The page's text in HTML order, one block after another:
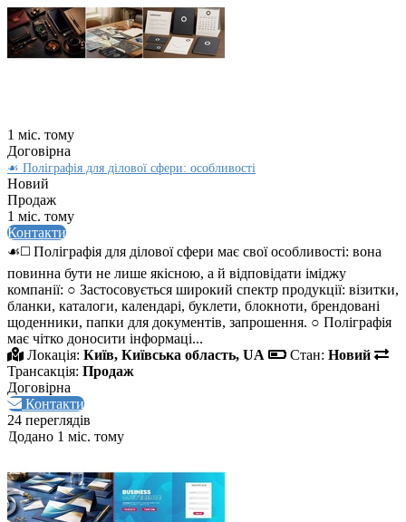
1 міс. тому
Договірна
☙ Поліграфія для ділової сфери: особливості
Новий
Продаж
1 міс. тому
Контакти
☙◻️ Поліграфія для ділової сфери має свої особливості: вона
повинна бути не лише якісною, а й відповідати іміджу
компанії: ○ Застосовується широкий спектр продукції: візитки,
бланки, каталоги, календарі, буклети, блокноти, брендовані
щоденники, папки для документів, запрошення. ○ Поліграфія
має чітко доносити інформаці...
Локація: Київ, Київська область, UA Стан: Новий
Трансакція: Продаж
Договірна
Контакти
24 переглядів
Додано 1 міс. тому